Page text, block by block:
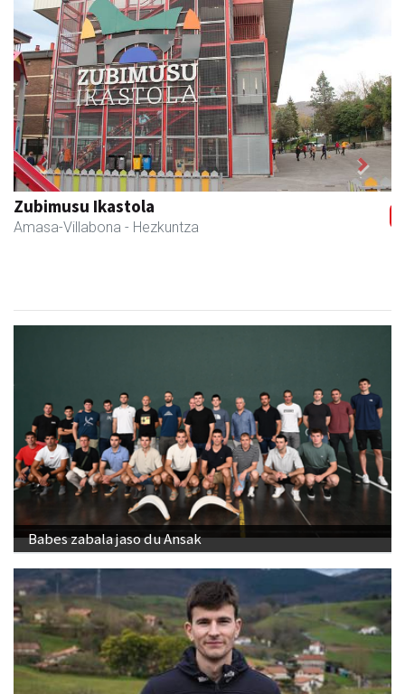
Eizmendi ile-apaindegia
Amasa-Villabona - Ile-apaindegiak
Previous Next
Babes zabala jaso du Ansak